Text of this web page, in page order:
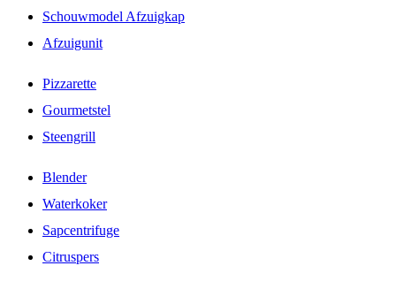
Schouwmodel Afzuigkap
Afzuigunit
Pizzarette
Gourmetstel
Steengrill
Blender
Waterkoker
Sapcentrifuge
Citruspers